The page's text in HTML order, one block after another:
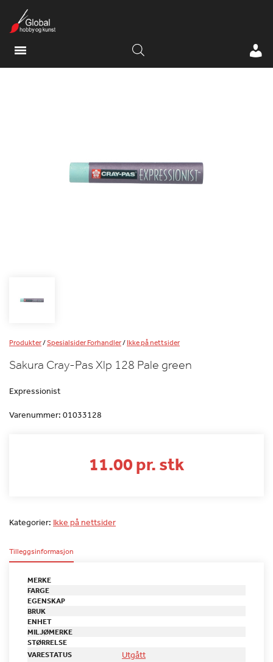
Produkter/Spesialsider Forhandler/Ikke på nettsider
Sakura Cray-Pas Xlp 128 Pale green
Expressionist
Varenummer: 01033128
11.00 pr. stk
Kategorier: Ikke på nettsider
Tilleggsinformasjon
MERKE
FARGE
EGENSKAP
BRUK
ENHET
MILJØMERKE
STØRRELSE
VARESTATUS
Utgått